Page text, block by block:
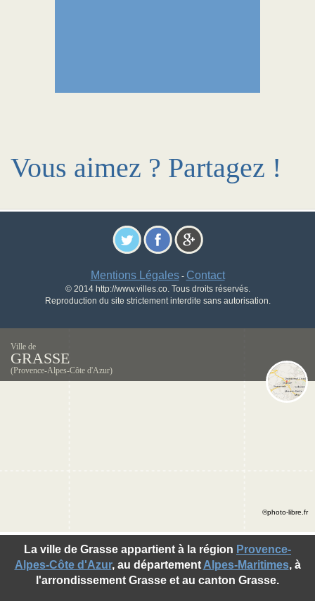
Vous aimez ? Partagez !
Mentions Légales- Contact
© 2014 http://www.villes.co. Tous droits réservés.
Reproduction du site strictement interdite sans autorisation.
Ville de
GRASSE
(Provence-Alpes-Côte d'Azur)
La ville de Grasse appartient à la région Provence-
Alpes-Côte d'Azur, au département Alpes-Maritimes, à
l'arrondissement Grasse et au canton Grasse.
©photo-libre.fr